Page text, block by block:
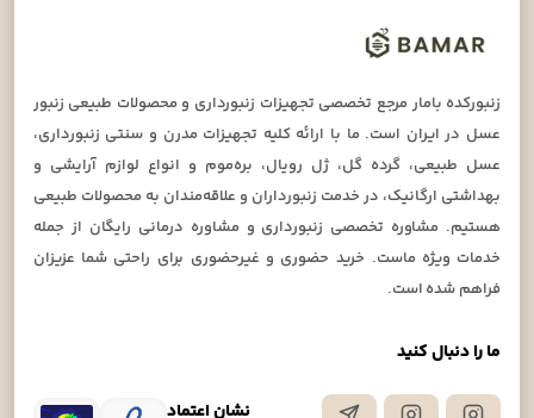
ما را دنبال کنید
نشان اعتماد
زنبورکده بامار مرجع تخصصی تجهیزات زنبورداری و محصولات طبیعی زنبور
عسل در ایران است. ما با ارائه کلیه تجهیزات مدرن و سنتی زنبورداری،
عسل طبیعی، گرده گل، ژل رویال، بره‌موم و انواع لوازم آرایشی و
بهداشتی ارگانیک، در خدمت زنبورداران و علاقه‌مندان به محصولات طبیعی
هستیم. مشاوره تخصصی زنبورداری و مشاوره درمانی رایگان از جمله
خدمات ویژه ماست. خرید حضوری و غیرحضوری برای راحتی شما عزیزان
فراهم شده است.